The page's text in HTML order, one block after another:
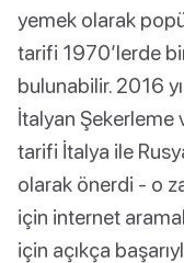
yemek olarak
tarifi 1970’lerde
bulunabilir. 2016
İtalyan Şekerleme
tarifi İtalya ile
olarak önerdi - o
için internet
için açıkça